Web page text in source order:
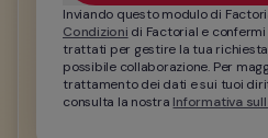
Inviando questo modulo di
Condizioni di Factorial e
trattati per gestire la tua
possibile collaborazione. Per
trattamento dei dati e sui tuoi
consulta la nostra Informativa